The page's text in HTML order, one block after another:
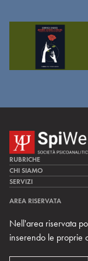
RUBRICHE
LA CURA
LA RICERCA
MULTIMEDIA
CHI SIAMO
LA SPI
TEAM DI SPIWEB
CONTATTI
RIVISTE
SERVIZI
ARCHIVIO STORICO
AREA RISERVATA
Nell'area riservata
inserendo le proprie